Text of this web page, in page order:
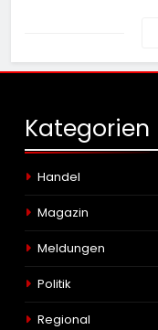
Kategorien
Handel
Magazin
Meldungen
Politik
Regional